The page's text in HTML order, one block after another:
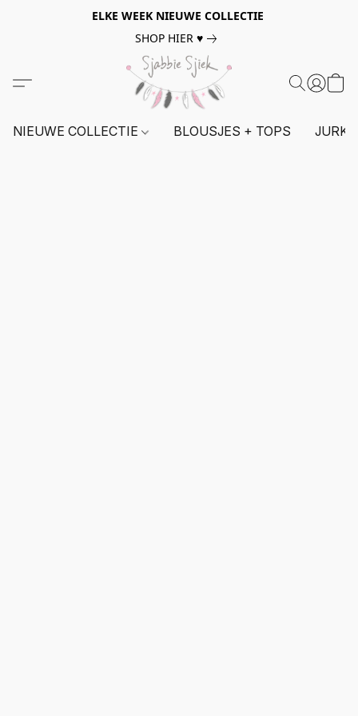
ELKE WEEK NIEUWE COLLECTIE
SHOP HIER ♥
NIEUWE COLLECTIE BLOUSJES + TOPS